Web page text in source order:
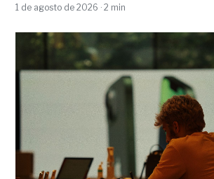
1 de agosto de 2026 · 2 min